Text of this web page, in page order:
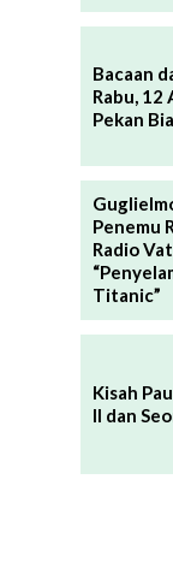
Bacaan
Rabu, 12
Pekan
Penemu
Radio
Titanic”
Kisah
II dan